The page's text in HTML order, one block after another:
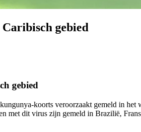
gebied
gebied
koorts veroorzaakt gemeld in
met dit virus zijn gemeld in Brazilië,